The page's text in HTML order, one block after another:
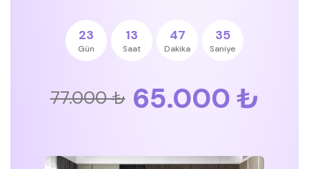
23
Gün
13
Saat
47
Dakika
34
Saniye
77.000 ₺ 65.000 ₺